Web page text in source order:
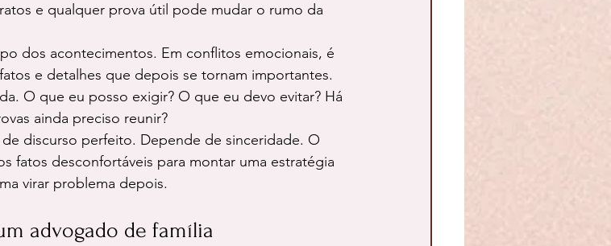
e qualquer prova útil pode mudar o rumo da
dos acontecimentos. Em conflitos emocionais, é
e detalhes que depois se tornam importantes.
O que eu posso exigir? O que eu devo evitar? Há
ainda preciso reunir?
discurso perfeito. Depende de sinceridade. O
fatos desconfortáveis para montar uma estratégia
virar problema depois.
advogado de família